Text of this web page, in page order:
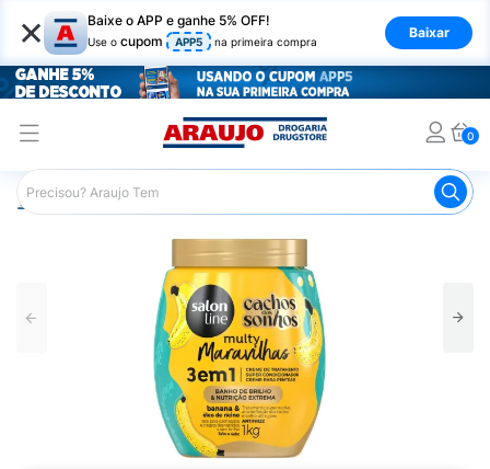
× Baixe o APP e ganhe 5% OFF!
Use o cupom APP5 na primeira compra
Baixar
0
Araujo Cabelo Creme de